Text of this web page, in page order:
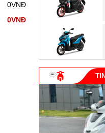
0VNĐ
0VNĐ